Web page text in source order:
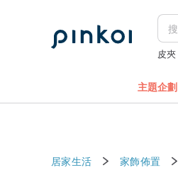
皮夾
主題企劃
居家生活 家飾佈置